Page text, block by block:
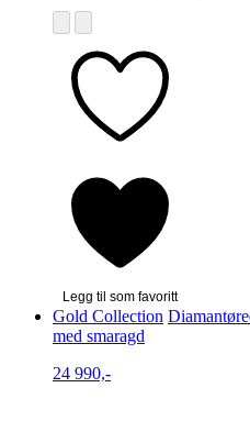
Legg til som favoritt
Gold Collection
med smaragd
24 990,-